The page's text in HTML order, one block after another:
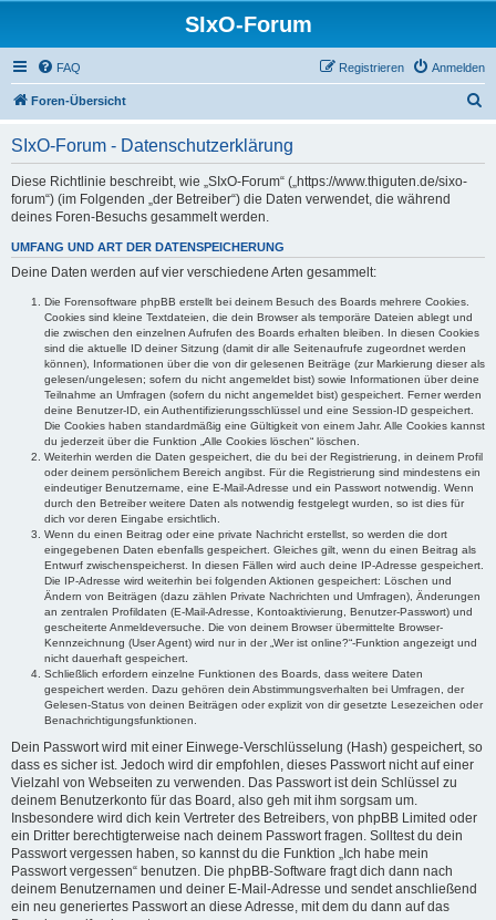
SIxO-Forum
FAQ Anmelden
Registrieren
Foren-Übersicht
SIxO-Forum - Datenschutzerklärung
Diese Richtlinie beschreibt, wie „SIxO-Forum“ („https://www.thiguten.de/sixo-
forum“) (im Folgenden „der Betreiber“) die Daten verwendet, die während
deines Foren-Besuchs gesammelt werden.
UMFANG UND ART DER DATENSPEICHERUNG
Deine Daten werden auf vier verschiedene Arten gesammelt:
Die Forensoftware phpBB erstellt bei deinem Besuch des Boards mehrere Cookies.
Cookies sind kleine Textdateien, die dein Browser als temporäre Dateien ablegt und
die zwischen den einzelnen Aufrufen des Boards erhalten bleiben. In diesen Cookies
sind die aktuelle ID deiner Sitzung (damit dir alle Seitenaufrufe zugeordnet werden
können), Informationen über die von dir gelesenen Beiträge (zur Markierung dieser als
gelesen/ungelesen; sofern du nicht angemeldet bist) sowie Informationen über deine
Teilnahme an Umfragen (sofern du nicht angemeldet bist) gespeichert. Ferner werden
deine Benutzer-ID, ein Authentifizierungsschlüssel und eine Session-ID gespeichert.
Die Cookies haben standardmäßig eine Gültigkeit von einem Jahr. Alle Cookies kannst
du jederzeit über die Funktion „Alle Cookies löschen“ löschen.
Weiterhin werden die Daten gespeichert, die du bei der Registrierung, in deinem Profil
oder deinem persönlichem Bereich angibst. Für die Registrierung sind mindestens ein
eindeutiger Benutzername, eine E-Mail-Adresse und ein Passwort notwendig. Wenn
durch den Betreiber weitere Daten als notwendig festgelegt wurden, so ist dies für
dich vor deren Eingabe ersichtlich.
Wenn du einen Beitrag oder eine private Nachricht erstellst, so werden die dort
eingegebenen Daten ebenfalls gespeichert. Gleiches gilt, wenn du einen Beitrag als
Entwurf zwischenspeicherst. In diesen Fällen wird auch deine IP-Adresse gespeichert.
Die IP-Adresse wird weiterhin bei folgenden Aktionen gespeichert: Löschen und
Ändern von Beiträgen (dazu zählen Private Nachrichten und Umfragen), Änderungen
an zentralen Profildaten (E-Mail-Adresse, Kontoaktivierung, Benutzer-Passwort) und
gescheiterte Anmeldeversuche. Die von deinem Browser übermittelte Browser-
Kennzeichnung (User Agent) wird nur in der „Wer ist online?“-Funktion angezeigt und
nicht dauerhaft gespeichert.
Schließlich erfordern einzelne Funktionen des Boards, dass weitere Daten
gespeichert werden. Dazu gehören dein Abstimmungsverhalten bei Umfragen, der
Gelesen-Status von deinen Beiträgen oder explizit von dir gesetzte Lesezeichen oder
Benachrichtigungsfunktionen.
Dein Passwort wird mit einer Einwege-Verschlüsselung (Hash) gespeichert, so
dass es sicher ist. Jedoch wird dir empfohlen, dieses Passwort nicht auf einer
Vielzahl von Webseiten zu verwenden. Das Passwort ist dein Schlüssel zu
deinem Benutzerkonto für das Board, also geh mit ihm sorgsam um.
Insbesondere wird dich kein Vertreter des Betreibers, von phpBB Limited oder
ein Dritter berechtigterweise nach deinem Passwort fragen. Solltest du dein
Passwort vergessen haben, so kannst du die Funktion „Ich habe mein
Passwort vergessen“ benutzen. Die phpBB-Software fragt dich dann nach
deinem Benutzernamen und deiner E-Mail-Adresse und sendet anschließend
ein neu generiertes Passwort an diese Adresse, mit dem du dann auf das